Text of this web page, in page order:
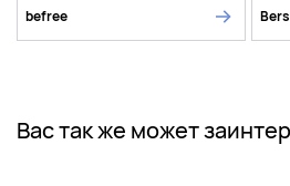
befree
Вас так же может